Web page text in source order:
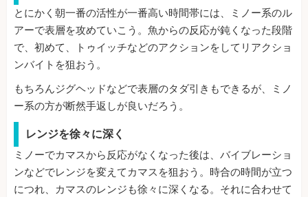
とにかく朝一番の活性が一番高い時間帯には、ミノー系のル
アーで表層を攻めていこう。魚からの反応が鈍くなった段階
で、初めて、トゥイッチなどのアクションをしてリアクショ
ンバイトを狙おう。
もちろんジグヘッドなどで表層のタダ引きもできるが、ミノ
ー系の方が断然手返しが良いだろう。
レンジを徐々に深く
ミノーでカマスから反応がなくなった後は、バイブレーショ
ンなどでレンジを変えてカマスを狙おう。時合の時間が立つ
につれ、カマスのレンジも徐々に深くなる。それに合わせて